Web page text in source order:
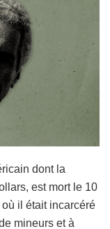
dont la
est mort le 10
il était incarcéré
mineurs et à